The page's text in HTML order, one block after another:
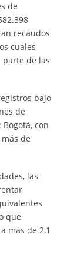
de
recaudos
cuales
de las
bajo
de
con
de
las
que
más de 2,1